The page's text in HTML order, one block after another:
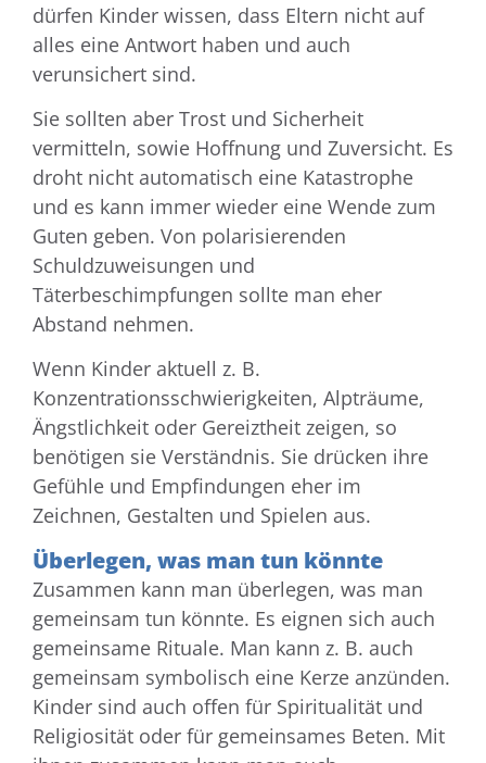
dürfen Kinder wissen, dass Eltern nicht auf
alles eine Antwort haben und auch
verunsichert sind.
Sie sollten aber Trost und Sicherheit
vermitteln, sowie Hoffnung und Zuversicht. Es
droht nicht automatisch eine Katastrophe
und es kann immer wieder eine Wende zum
Guten geben. Von polarisierenden
Schuldzuweisungen und
Täterbeschimpfungen sollte man eher
Abstand nehmen.
Wenn Kinder aktuell z. B.
Konzentrationsschwierigkeiten, Alpträume,
Ängstlichkeit oder Gereiztheit zeigen, so
benötigen sie Verständnis. Sie drücken ihre
Gefühle und Empfindungen eher im
Zeichnen, Gestalten und Spielen aus.
Überlegen, was man tun könnte
Zusammen kann man überlegen, was man
gemeinsam tun könnte. Es eignen sich auch
gemeinsame Rituale. Man kann z. B. auch
gemeinsam symbolisch eine Kerze anzünden.
Kinder sind auch offen für Spiritualität und
Religiosität oder für gemeinsames Beten. Mit